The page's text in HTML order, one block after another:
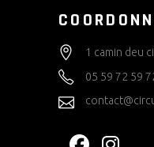
1 camin deu
05 59 72 59